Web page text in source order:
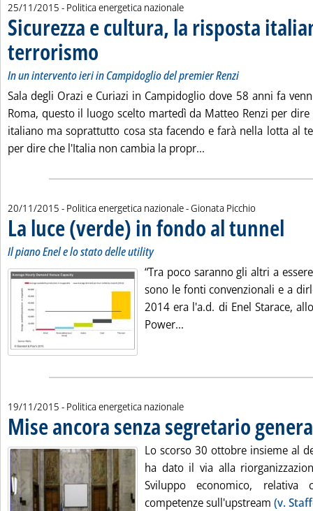
25/11/2015 - Politica energetica nazionale
Sicurezza e cultura, la risposta
terrorismo . Sottotitolo: In un intervento ieri in Campidoglio del premier
. Pubblicata mercoledì 25 novembre 2015 alle 12.13.
In un intervento ieri in Campidoglio del premier Renzi
Sala degli Orazi e Curiazi in Campidoglio dove 58 anni fa
Roma, questo il luogo scelto martedì da Matteo Renzi per
italiano ma soprattutto cosa sta facendo e farà nella lotta al
per dire che l'Italia non cambia la propr...
20/11/2015 - Politica energetica nazionale -di:
Gionata Picchio
La luce (verde) in fondo al tunnel
Il piano Enel e lo stato delle utility
“Tra poco saranno gli altri a
sono le fonti convenzionali e a
2014 era l'a.d. di Enel Starace,
Power...
19/11/2015 - Politica energetica nazionale
Mise ancora senza segretario
Lo scorso 30 ottobre insieme al
ha dato il via alla
Sviluppo economico, relativa
competenze sull'upstream (v.